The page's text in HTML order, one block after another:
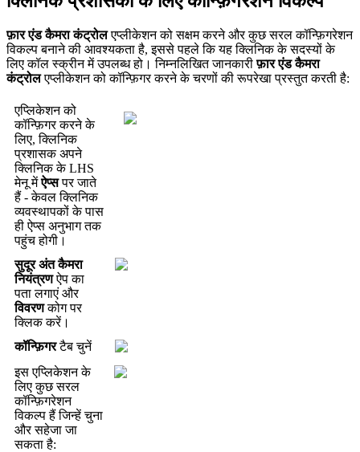
फर एड कमर कटरल एपलकशन क सकम करन और कछ सरल कनगरशन
वकलप बनन क आवशयकत ह, इसस पहल क यह कनक क सदसय क
लए कल सकरन म उपलबध ह । नमनलखत जनकर फर एड कमर
कटरल एपलकशन क कनगर करन क चरण क रपरख परसतत करत ह:
एपकशन क
कनगर करन क
लए, कनक
परशसक अपन
कनक क LHS
मन म ऐपस पर जत
ह - कवल कनक
वयवसथपक क पस
ह ऐपस अनभग तक
पहच हग ।
सदर अत कमर
नयतरण ऐप क
पत लगए और
ववरण कग पर
कक कर।
कनगर टब चन
इस एपकशन क
लए कछ सरल
कनगरशन
वकलप ह जनह चन
और सहज ज
सकत ह: